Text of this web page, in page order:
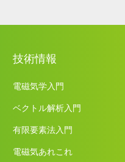
技術情報
電磁気学入門
ベクトル解析入門
有限要素法入門
電磁気あれこれ